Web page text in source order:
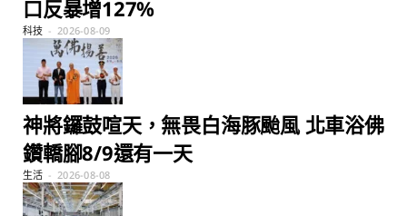
口反暴增127%
科技 2026-08-09
神將鑼鼓喧天，無畏白海豚颱風 北車浴佛
鑽轎腳8/9還有一天
生活 2026-08-08